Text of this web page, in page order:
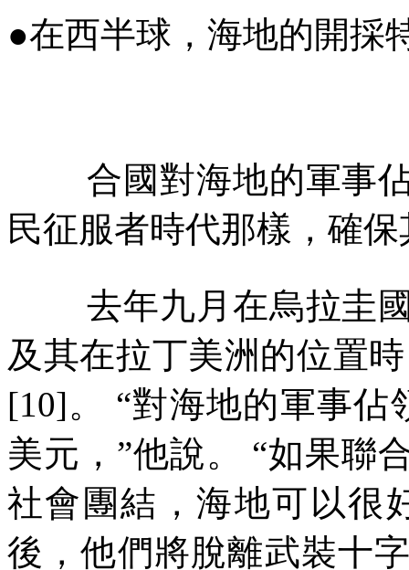
●在西半球，海地的開採
合國對海地的軍事
民征服者時代那樣，確
去年九月在烏拉圭
及其在拉丁美洲的位置
[10]。 “對海地的軍事佔
美元， ”他說。
“如果聯
社會團結，海地可以很
後，他們將脫離武裝十